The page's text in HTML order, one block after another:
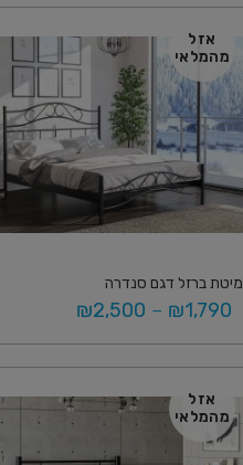
אזל
מהמלאי
מיטת ברזל דגם סנדרה
₪1,790
–
₪2,500
בחר אפשרויות
אזל
מהמלאי